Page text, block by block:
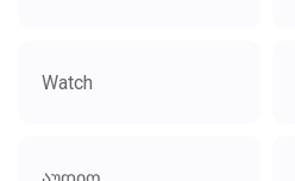
Watch